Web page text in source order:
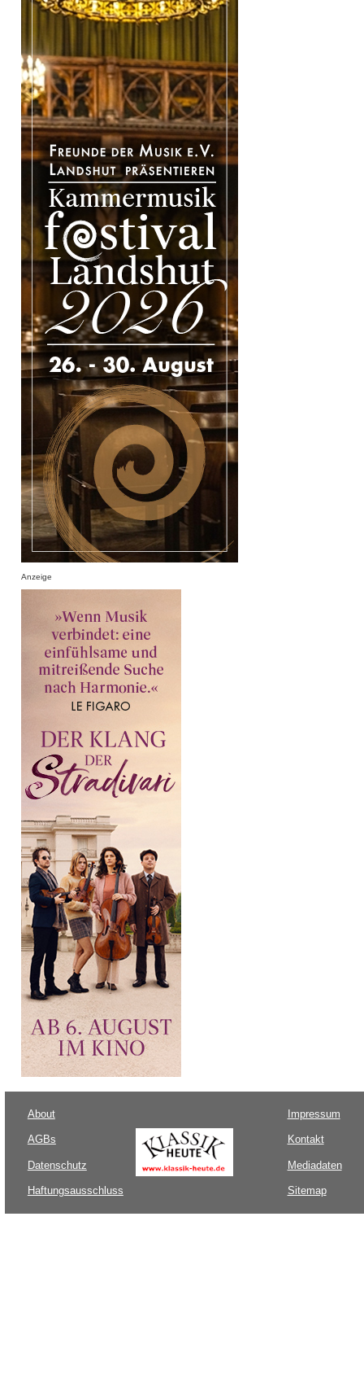
Anzeige
About
AGBs
Datenschutz
Haftungsausschluss
Impressum
Kontakt
Mediadaten
Sitemap